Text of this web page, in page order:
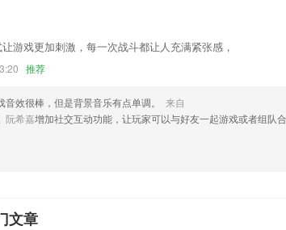
游戏更加刺激，每一次战斗都让人充满紧张感，
推荐
音效很棒，但是背景音乐有点单调。
来自
阮希嘉增加社交互动功能，让玩家可以与好友一起游戏或者组队
文章